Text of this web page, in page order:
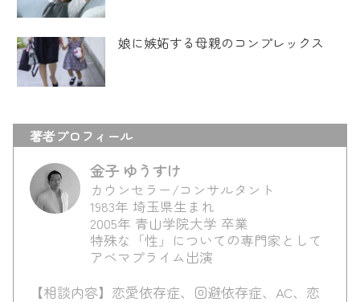
娘に嫉妬する母親のコンプレックス
著者プロフィール
金子 ゆうすけ
カウンセラー/コンサルタント
1983年 埼玉県生まれ
2005年 青山学院大学 卒業
特殊な「性」についての専門家として
アベマプライム出演
【相談内容】恋愛依存症、回避依存症、AC、恋